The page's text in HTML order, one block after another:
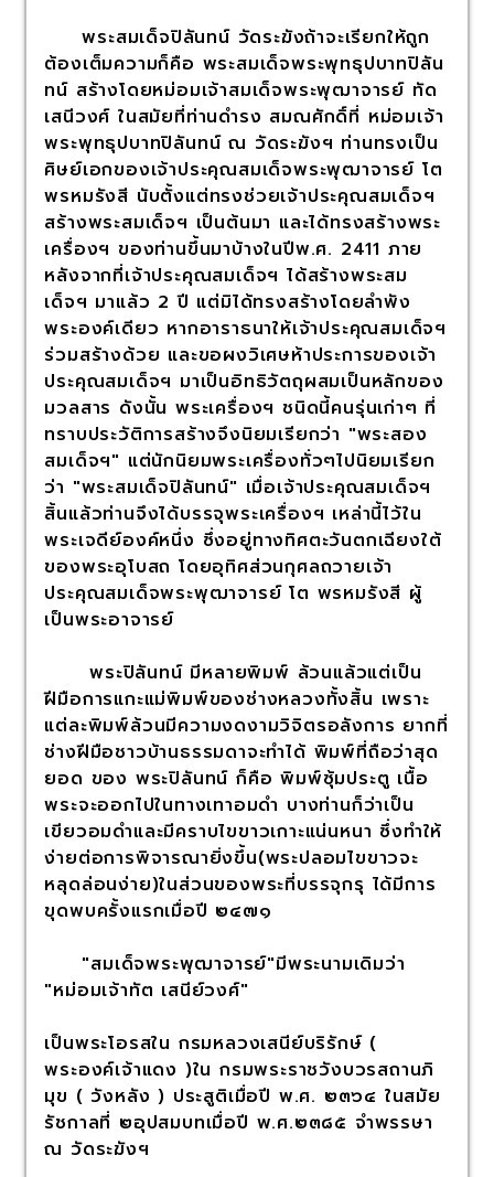
พระสมเด็จปิลันทน์ วัดระฆังถ้าจะเรียกให้ถูก
ต้องเต็มความก็คือ พระสมเด็จพระพุทธุปบาทปิลัน
ทน์ สร้างโดยหม่อมเจ้าสมเด็จพระพุฒาจารย์ ทัด
เสนีวงศ์ ในสมัยที่ท่านดำรง สมณศักดิ์ที่ หม่อมเจ้า
พระพุทธุปบาทปิลันทน์ ณ วัดระฆังฯ ท่านทรงเป็น
ศิษย์เอกของเจ้าประคุณสมเด็จพระพุฒาจารย์ โต
พรหมรังสี นับตั้งแต่ทรงช่วยเจ้าประคุณสมเด็จฯ
สร้างพระสมเด็จฯ เป็นต้นมา และได้ทรงสร้างพระ
เครื่องฯ ของท่านขึ้นมาบ้างในปีพ.ศ. 2411 ภาย
หลังจากที่เจ้าประคุณสมเด็จฯ ได้สร้างพระสม
เด็จฯ มาแล้ว 2 ปี แต่มิได้ทรงสร้างโดยลำพัง
พระองค์เดียว หากอาราธนาให้เจ้าประคุณสมเด็จฯ
ร่วมสร้างด้วย และขอผงวิเศษห้าประการของเจ้า
ประคุณสมเด็จฯ มาเป็นอิทธิวัตถุผสมเป็นหลักของ
มวลสาร ดังนั้น พระเครื่องฯ ชนิดนี้คนรุ่นเก่าๆ ที่
ทราบประวัติการสร้างจึงนิยมเรียกว่า "พระสอง
สมเด็จฯ" แต่นักนิยมพระเครื่องทั่วๆไปนิยมเรียก
ว่า "พระสมเด็จปิลันทน์" เมื่อเจ้าประคุณสมเด็จฯ
สิ้นแล้วท่านจึงได้บรรจุพระเครื่องฯ เหล่านี้ไว้ใน
พระเจดีย์องค์หนึ่ง ซึ่งอยู่ทางทิศตะวันตกเฉียงใต้
ของพระอุโบสถ โดยอุทิศส่วนกุศลถวายเจ้า
ประคุณสมเด็จพระพุฒาจารย์ โต พรหมรังสี ผู้
เป็นพระอาจารย์
พระปิลันทน์ มีหลายพิมพ์ ล้วนแล้วแต่เป็น
ฝีมือการแกะแม่พิมพ์ของช่างหลวงทั้งสิ้น เพราะ
แต่ละพิมพ์ล้วนมีความงดงามวิจิตรอลังการ ยากที่
ช่างฝีมือชาวบ้านธรรมดาจะทำได้ พิมพ์ที่ถือว่าสุด
ยอด ของ พระปิลันทน์ ก็คือ พิมพ์ซุ้มประตู เนื้อ
พระจะออกไปในทางเทาอมดำ บางท่านก็ว่าเป็น
เขียวอมดำและมีคราบไขขาวเกาะแน่นหนา ซึ่งทำให้
ง่ายต่อการพิจารณายิ่งขึ้น(พระปลอมไขขาวจะ
หลุดล่อนง่าย)ในส่วนของพระที่บรรจุกรุ ได้มีการ
ขุดพบครั้งแรกเมื่อปี ๒๔๗๑
"สมเด็จพระพุฒาจารย์"มีพระนามเดิมว่า
"หม่อมเจ้าทัต เสนีย์วงศ์"
เป็นพระโอรสใน กรมหลวงเสนีย์บริรักษ์ (
พระองค์เจ้าแดง )ใน กรมพระราชวังบวรสถานภิ
มุข ( วังหลัง ) ประสูติเมื่อปี พ.ศ. ๒๓๖๔ ในสมัย
รัชกาลที่ ๒อุปสมบทเมื่อปี พ.ศ.๒๓๘๕ จำพรรษา
ณ วัดระฆังฯ